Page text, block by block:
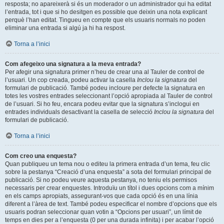
resposta; no apareixerà si és un moderador o un administrador qui ha editat
l’entrada, tot i que si ho desitgen es possible que deixin una nota explicant
perquè l’han editat. Tingueu en compte que els usuaris normals no poden
eliminar una entrada si algú ja hi ha respost.
Torna a l’inici
Com afegeixo una signatura a la meva entrada?
Per afegir una signatura primer n’heu de crear una al Tauler de control de
l’usuari. Un cop creada, podeu activar la casella Inclou la signatura del
formulari de publicació. També podeu incloure per defecte la signatura en
totes les vostres entrades seleccionant l’opció apropiada al Tauler de control
de l’usuari. Si ho feu, encara podeu evitar que la signatura s’inclogui en
entrades individuals desactivant la casella de selecció Inclou la signatura del
formulari de publicació.
Torna a l’inici
Com creo una enquesta?
Quan publiqueu un tema nou o editeu la primera entrada d’un tema, feu clic
sobre la pestanya “Creació d’una enquesta” a sota del formulari principal de
publicació. Si no podeu veure aquesta pestanya, no teniu els permisos
necessaris per crear enquestes. Introduïu un títol i dues opcions com a mínim
en els camps apropiats, assegurant-vos que cada opció és en una línia
diferent a l’àrea de text. També podeu especificar el nombre d’opcions que els
usuaris podran seleccionar quan votin a “Opcions per usuari”, un límit de
temps en dies per a l’enquesta (0 per una durada infinita) i per acabar l’opció